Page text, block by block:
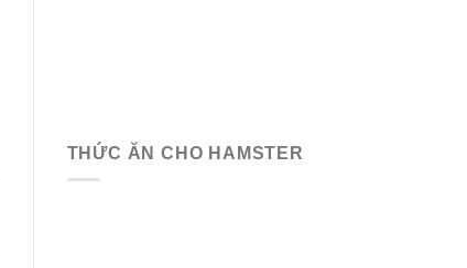
THỨC ĂN CHO HAMSTER